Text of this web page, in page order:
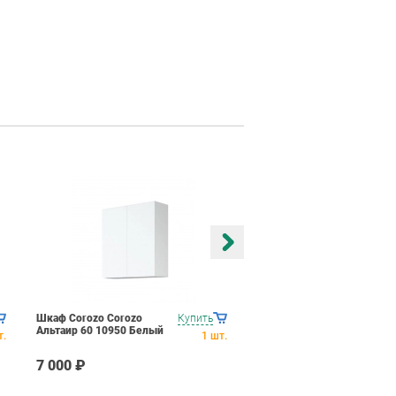
Купить
Шкаф Corozo Corozo
Альтаир 60 10950 Белый
7 000 ₽
1 шт.